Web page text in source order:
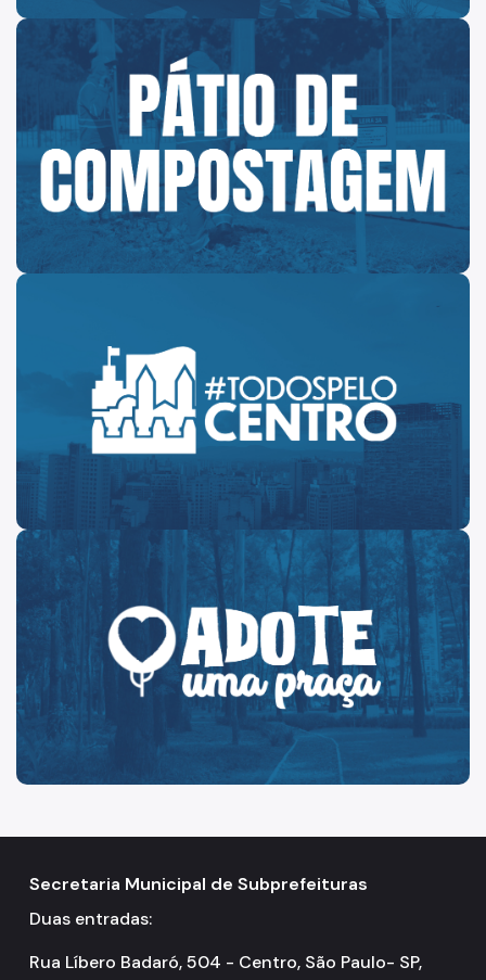
Secretaria Municipal de Subprefeituras
Duas entradas:
Rua Líbero Badaró, 504 - Centro, São Paulo- SP,